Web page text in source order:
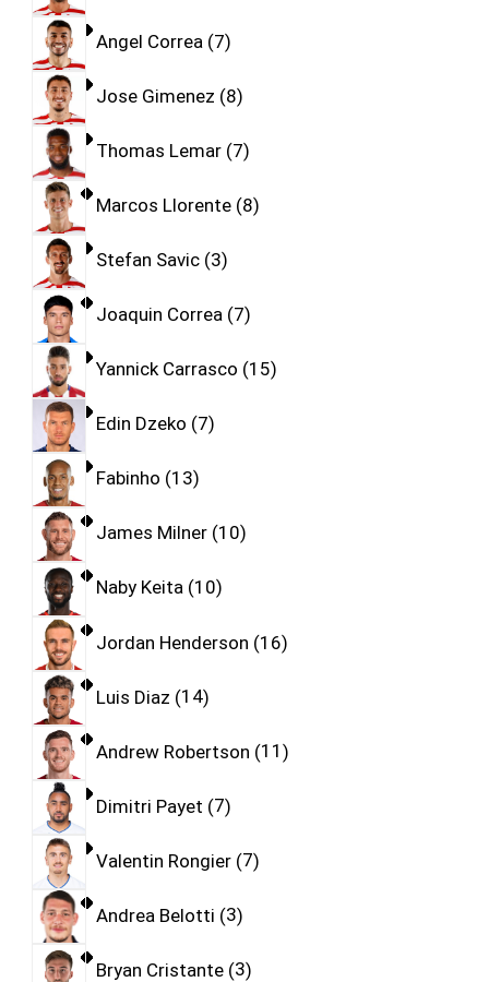
Angel Correa 7
Jose Gimenez 8
Thomas Lemar 7
Marcos Llorente 8
Stefan Savic 3
Joaquin Correa 7
Yannick Carrasco 15
Edin Dzeko 7
Fabinho 13
James Milner 10
Naby Keita 10
Jordan Henderson 16
Luis Diaz 14
Andrew Robertson 11
Dimitri Payet 7
Valentin Rongier 7
Andrea Belotti 3
Bryan Cristante 3